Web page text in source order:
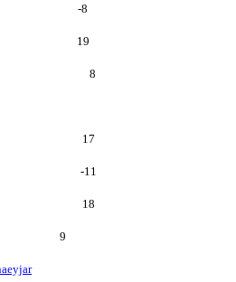
-8
19
8
17
-11
18
9